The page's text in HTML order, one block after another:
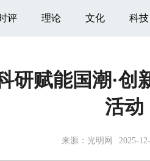
评 理论 文化 科技
研赋能国潮·
活动
来源： 光明网 2025-